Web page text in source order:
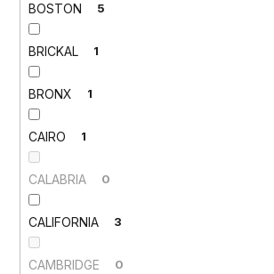
BOSTON 5
BRICKAL 1
BRONX 1
CAIRO 1
CALABRIA 0
CALIFORNIA 3
CAMBRIDGE 0